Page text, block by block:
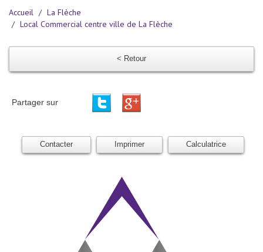
Accueil
La Flèche
Local Commercial centre ville de La Flèche
< Retour
Partager sur
Contacter Imprimer Calculatrice